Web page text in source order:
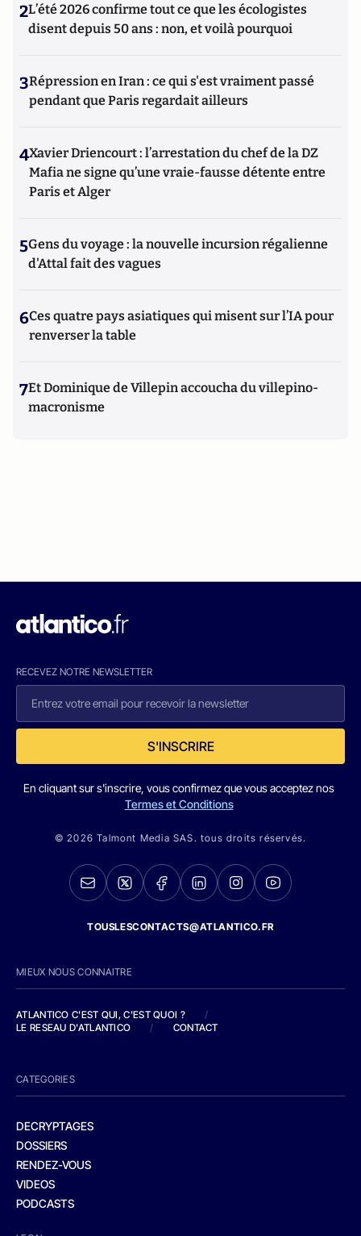
2L’été 2026 confirme tout ce que les écologistes
disent depuis 50 ans : non, et voilà pourquoi
3Répression en Iran : ce qui s'est vraiment passé
pendant que Paris regardait ailleurs
4Xavier Driencourt : l’arrestation du chef de la DZ
Mafia ne signe qu’une vraie-fausse détente entre
Paris et Alger
5Gens du voyage : la nouvelle incursion régalienne
d'Attal fait des vagues
6Ces quatre pays asiatiques qui misent sur l’IA pour
renverser la table
7Et Dominique de Villepin accoucha du villepino-
macronisme
RECEVEZ NOTRE NEWSLETTER
S'INSCRIRE
En cliquant sur s'inscrire, vous confirmez que vous acceptez nos
Termes et Conditions
© 2026 Talmont Media SAS. tous droits réservés.
TOUSLESCONTACTS@ATLANTICO.FR
MIEUX NOUS CONNAITRE
ATLANTICO C'EST QUI, C'EST QUOI ?
/
LE RESEAU D'ATLANTICO
/ CONTACT
CATEGORIES
DECRYPTAGES
DOSSIERS
RENDEZ-VOUS
VIDEOS
PODCASTS